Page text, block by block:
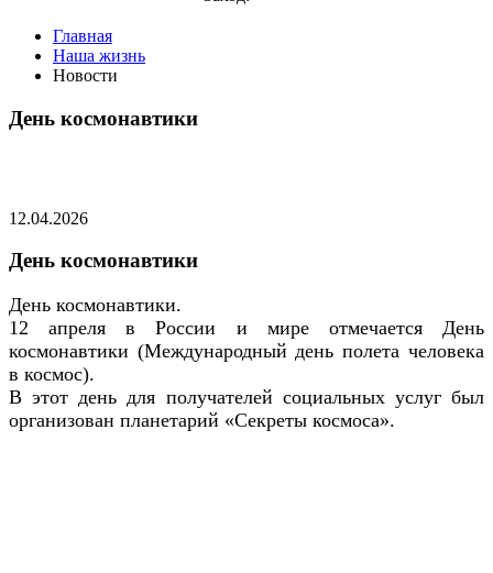
Главная
Наша жизнь
Новости
День космонавтики
12.04.2026
День космонавтики
День космонавтики.
12 апреля в России и мире отмечается День
космонавтики (Международный день полета человека
в космос).
В этот день для получателей социальных услуг был
организован планетарий «Секреты космоса».